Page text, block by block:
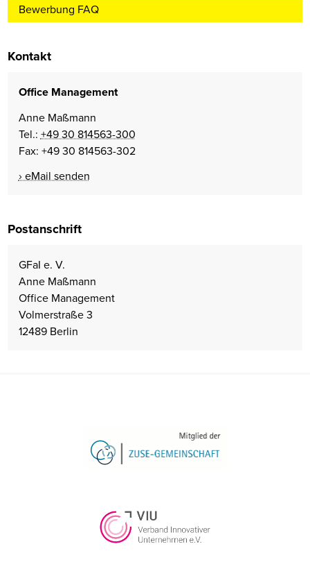
Bewerbung FAQ
Kontakt
Office Management
Anne Maßmann
Tel.: +49 30 814563-300
Fax: +49 30 814563-302
eMail senden
Postanschrift
GFaI e. V.
Anne Maßmann
Office Management
Volmerstraße 3
12489 Berlin